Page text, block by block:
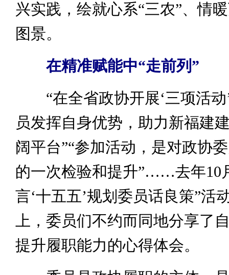
兴实践，绘就心系“三农”、情
图景。
在精准赋能中“走前列”
“在全省政协开展‘三项活动
员发挥自身优势，助力新福建
阔平台”“参加活动，是对政协
的一次检验和提升”……去年10
言‘十五五’规划委员话良策”活
上，委员们不约而同地分享了
提升履职能力的心得体会。